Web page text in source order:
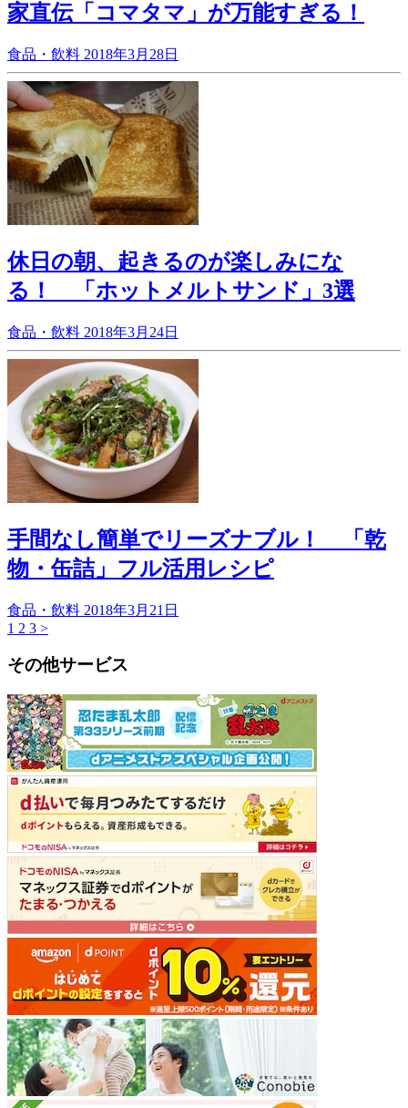
家直伝「コマタマ」が万能すぎる！
食品・飲料 2018年3月28日
休日の朝、起きるのが楽しみにな
る！ 「ホットメルトサンド」3選
食品・飲料 2018年3月24日
手間なし簡単でリーズナブル！ 「乾
物・缶詰」フル活用レシピ
食品・飲料 2018年3月21日
1 2 3 >
その他サービス